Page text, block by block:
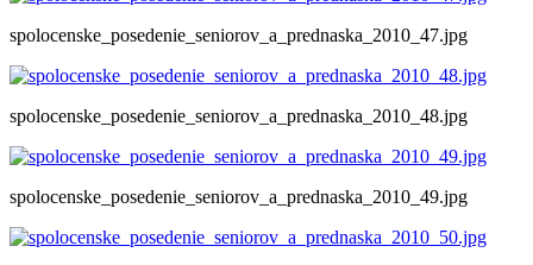
spolocenske_posedenie_seniorov_a_prednaska_2010_47.jpg
spolocenske_posedenie_seniorov_a_prednaska_2010_48.jpg
spolocenske_posedenie_seniorov_a_prednaska_2010_49.jpg